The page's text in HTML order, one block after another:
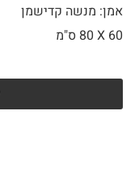
אמן: מנשה קדישמן
60 X